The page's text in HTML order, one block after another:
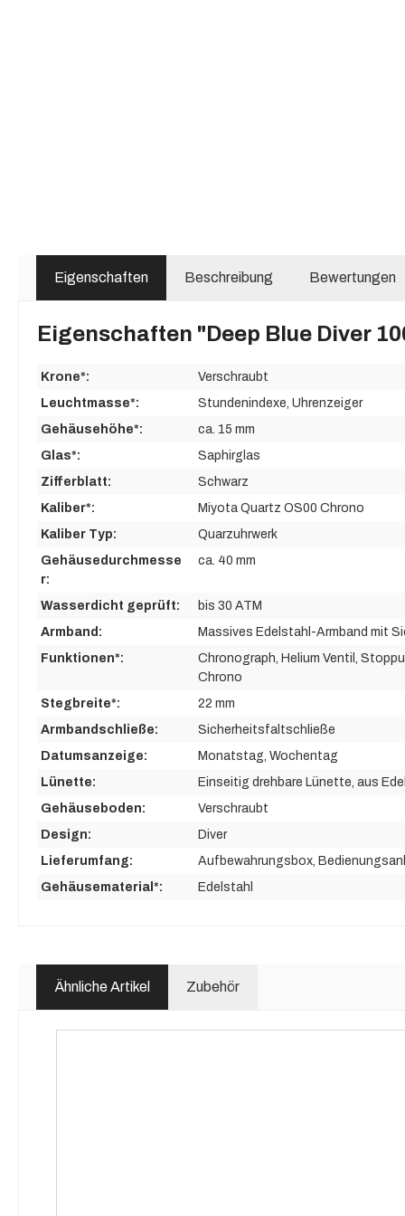
Eigenschaften Beschreibung Bewertungen
Eigenschaften "Deep Blue Diver
Krone*:
Verschraubt
Leuchtmasse*:
Stundenindexe, Uhrenzeiger
Gehäusehöhe*:
ca. 15 mm
Glas*:
Saphirglas
Zifferblatt:
Schwarz
Kaliber*:
Miyota Quartz OS00 Chrono
Kaliber Typ:
Quarzuhrwerk
Gehäusedurchmesse
r:
ca. 40 mm
Wasserdicht geprüft:
bis 30 ATM
Armband:
Massives Edelstahl-Armband mit
Funktionen*:
Chronograph, Helium Ventil ,
Chrono
Stegbreite*:
22 mm
Armbandschließe:
Sicherheitsfaltschließe
Datumsanzeige:
Monatstag, Wochentag
Lünette:
Einseitig drehbare Lünette, aus
Gehäuseboden:
Verschraubt
Design:
Diver
Lieferumfang:
Aufbewahrungsbox,
Gehäusematerial*:
Edelstahl
Ähnliche Artikel Zubehör